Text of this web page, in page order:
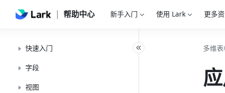
帮助中心 新手入门 使用 Lark 更多
快速入门
字段
视图
多维